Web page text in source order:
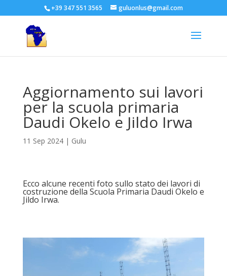
+39 347 551 3565 guluonlus@gmail.com
Aggiornamento sui lavori
per la scuola primaria
Daudi Okelo e Jildo Irwa
11 Sep 2024| Gulu
Ecco alcune recenti foto sullo stato dei lavori di
costruzione della Scuola Primaria Daudi Okelo e
Jildo Irwa.